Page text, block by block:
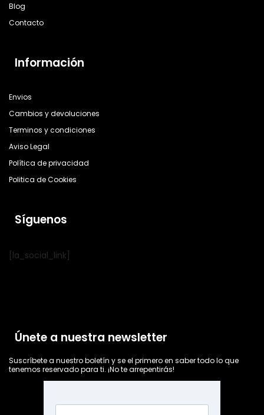
Blog
Contacto
Información
Envios
Cambios y devoluciones
Terminos y condiciones
Aviso Legal
Política de privacidad
Politica de Cookies
Síguenos
[la_social_link]
Únete a nuestra newsletter
Suscríbete a nuestro boletín y se el primero en saber todo lo que
tenemos reservado para ti. ¡No te arrepentirás!